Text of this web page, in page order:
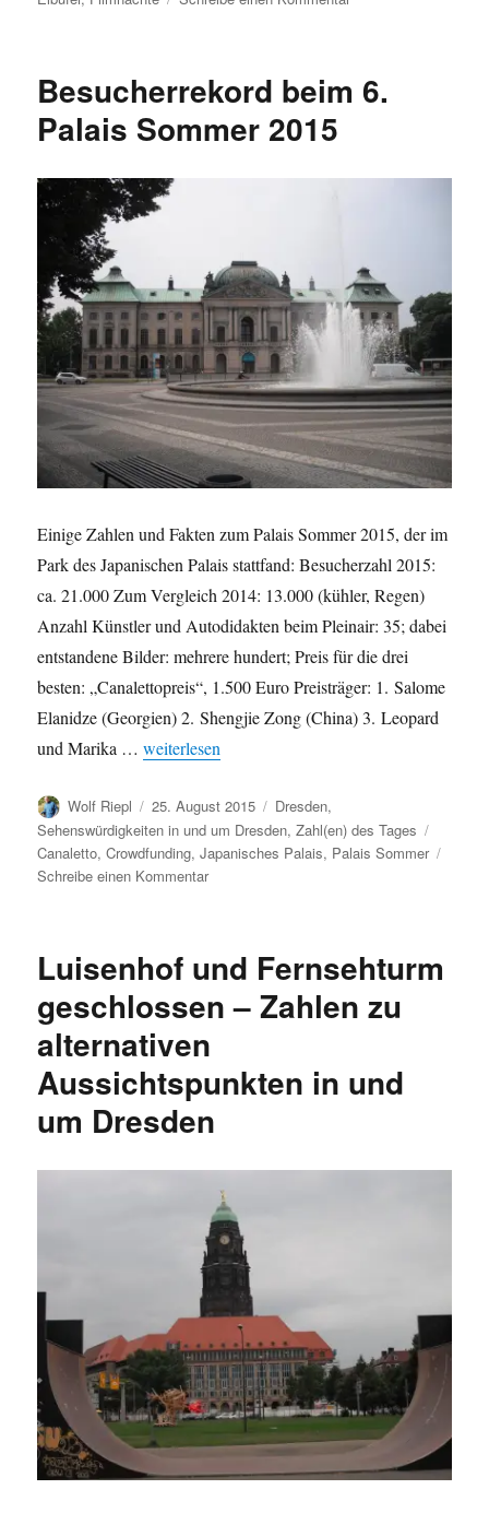
Filmnächte
Besucherrekord beim 6.
Palais Sommer 2015
Einige Zahlen und Fakten zum Palais Sommer 2015, der im
Park des Japanischen Palais stattfand: Besucherzahl 2015:
ca. 21.000 Zum Vergleich 2014: 13.000 (kühler, Regen)
Anzahl Künstler und Autodidakten beim Pleinair: 35; dabei
entstandene Bilder: mehrere hundert; Preis für die drei
besten: „Canalettopreis“, 1.500 Euro Preisträger: 1. Salome
Elanidze (Georgien) 2. Shengjie Zong (China) 3. Leopard
und Marika …„Besucherrekord beim 6. Palais Sommer 2015“
weiterlesen
Autor
Wolf Riepl
Veröffentlicht
am
25. August 2015 Kategorien
Dresden,
Sehenswürdigkeiten in und um Dresden,Zahl(en) des Tages
Canaletto,Crowdfunding,Japanisches Palais, Palais Sommer
Schreibe einen Kommentarzu
Palais
2015
Luisenhof und Fernsehturm
geschlossen – Zahlen zu
alternativen
Aussichtspunkten in und
um Dresden